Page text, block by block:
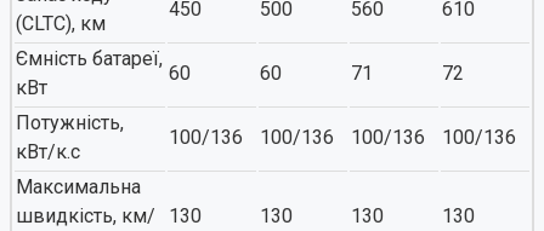
(CLTC), км
450 500 560 610
Ємність батареї,
кВт
60 60 71 72
Потужність,
кВт/к.с
100/136 100/136 100/136 100/136
Максимальна
швидкість, км/
130 130 130 130